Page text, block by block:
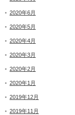
2020年6月
2020年5月
2020年4月
2020年3月
2020年2月
2020年1月
2019年12月
2019年11月